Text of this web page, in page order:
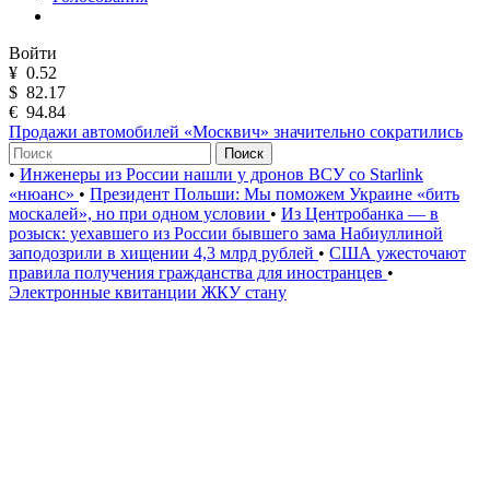
Войти
¥ 0.52
$ 82.17
€ 94.84
Продажи автомобилей «Москвич» значительно сократились
Поиск
• Инженеры из России нашли у дронов ВСУ со Starlink
«нюанс» • Президент Польши: Мы поможем Украине «бить
москалей», но при одном условии • Из Центробанка — в
розыск: уехавшего из России бывшего зама Набиуллиной
заподозрили в хищении 4,3 млрд рублей • США ужесточают
правила получения гражданства для иностранцев •
Электронные квитанции ЖКУ стану